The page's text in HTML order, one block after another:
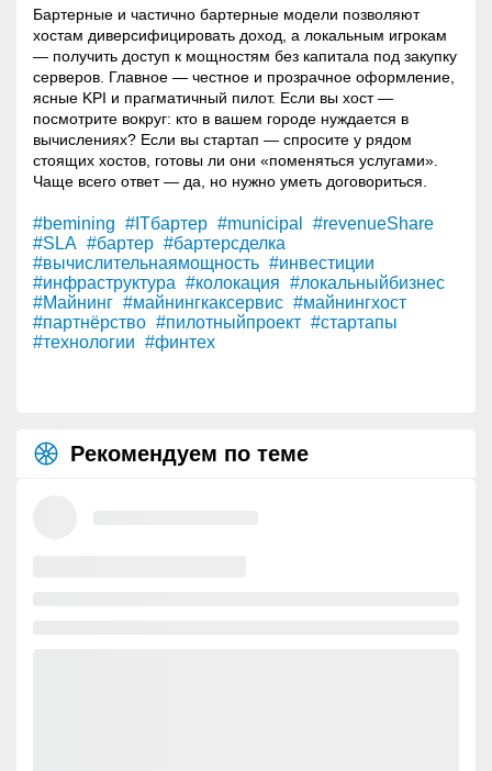
Бартерные и частично бартерные модели позволяют
хостам диверсифицировать доход, а локальным игрокам
— получить доступ к мощностям без капитала под закупку
серверов. Главное — честное и прозрачное оформление,
ясные KPI и прагматичный пилот. Если вы хост —
посмотрите вокруг: кто в вашем городе нуждается в
вычислениях? Если вы стартап — спросите у рядом
стоящих хостов, готовы ли они «поменяться услугами».
Чаще всего ответ — да, но нужно уметь договориться.
#bemining #ITбартер #municipal
#revenueShare
#SLA #бартер #бартерсделка
#вычислительнаямощность #инвестиции
#инфраструктура #колокация #локальныйбизнес
#Майнинг #майнингкаксервис #майнингхост
#партнёрство #пилотныйпроект #стартапы
#технологии #финтех
Рекомендуем по теме